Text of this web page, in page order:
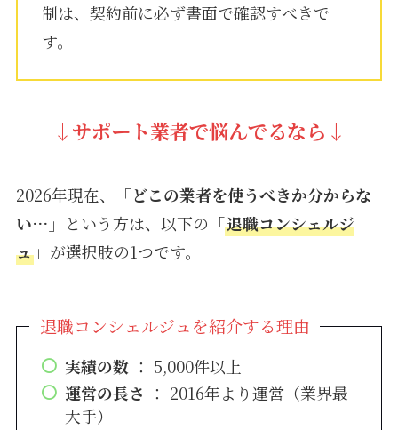
制は、契約前に必ず書面で確認すべきで
す。
↓サポート業者で悩んでるなら↓
2026年現在、
「どこの業者を使うべきか分からな
い…」
という方は、以下の「退職コンシェルジ
ュ」が選択肢の1つです。
退職コンシェルジュを紹介する理由
実績の数： 5,000件以上
運営の長さ ： 2016年より運営（業界最
大手）